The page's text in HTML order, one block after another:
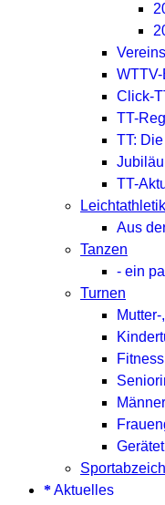
Click-
TT-
TT:
TT-
Leichtathletik
Aus
Tanzen
- ein
Turnen
Aktuelles